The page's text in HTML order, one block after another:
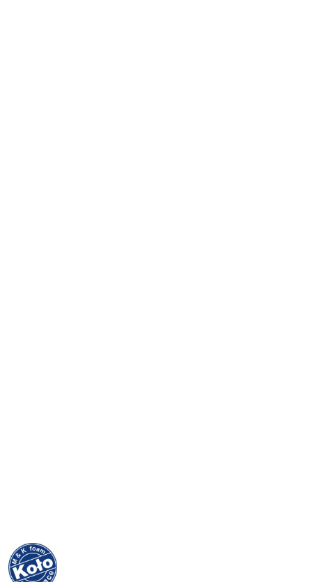
NAZWA
PRODUCENTA:
MKFOAM